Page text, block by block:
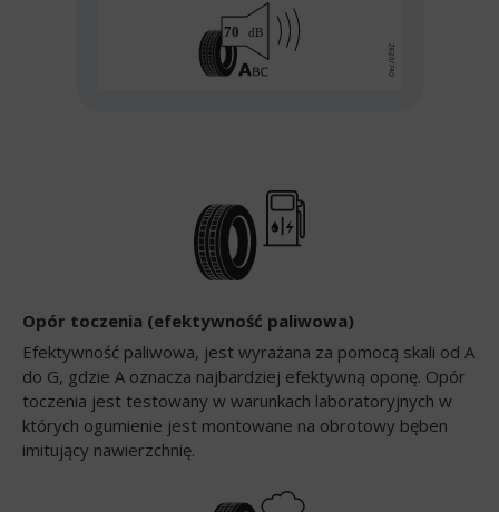
Opór toczenia (efektywność paliwowa)
Efektywność paliwowa, jest wyrażana za pomocą skali od A
do G, gdzie A oznacza najbardziej efektywną oponę. Opór
toczenia jest testowany w warunkach laboratoryjnych w
których ogumienie jest montowane na obrotowy bęben
imitujący nawierzchnię.